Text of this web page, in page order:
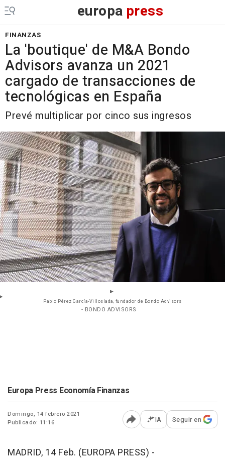
europa press
FINANZAS
La 'boutique' de M&A Bondo
Advisors avanza un 2021
cargado de transacciones de
tecnológicas en España
Prevé multiplicar por cinco sus ingresos
Pablo Pérez García-Villoslada, fundador de Bondo Advisors
- BONDO ADVISORS
Europa Press Economía Finanzas
Domingo, 14 febrero 2021
Publicado: 11:16
Abrir opciones para
IA Seguir en
MADRID, 14 Feb. (EUROPA PRESS) -